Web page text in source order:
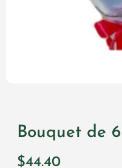
Bouquet de
$44.40